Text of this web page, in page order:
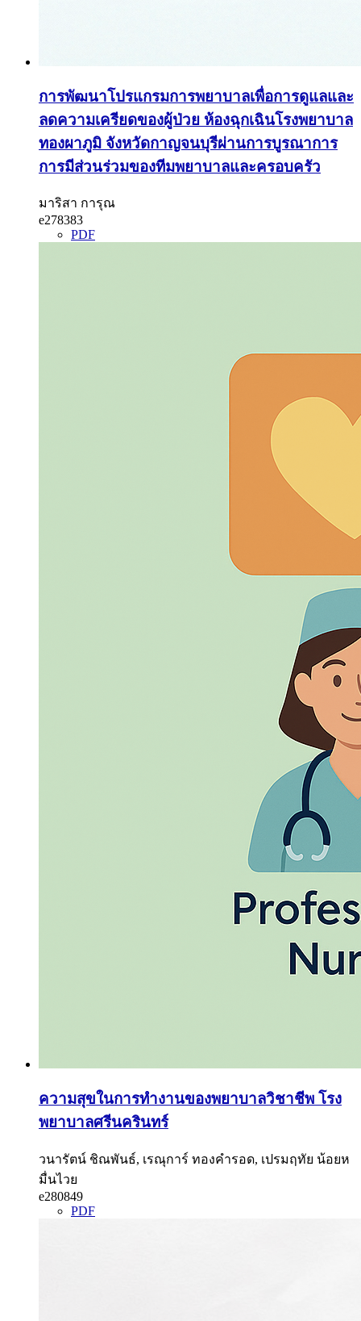
การพัฒนาโปรแกรมการพยาบาลเพื่อการดูแลและ
ลดความเครียดของผู้ป่วย ห้องฉุกเฉินโรงพยาบาล
ทองผาภูมิ จังหวัดกาญจนบุรีผ่านการบูรณาการ
การมีส่วนร่วมของทีมพยาบาลและครอบครัว
มาริสา การุณ
e278383
PDF
ความสุขในการทำงานของพยาบาลวิชาชีพ โรง
พยาบาลศรีนครินทร์
วนารัตน์ ชิณพันธ์, เรณุการ์ ทองคำรอด, เปรมฤทัย น้อยห
มื่นไวย
e280849
PDF